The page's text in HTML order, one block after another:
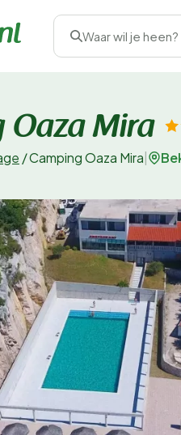
Waar wil je heen?
Oaza Mira
/Camping Oaza Mira